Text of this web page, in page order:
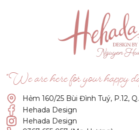
“We are here for your happy
Hẻm 160/25 Bùi Đình Tuý, P.12,
Hehada Design
Hehada Design